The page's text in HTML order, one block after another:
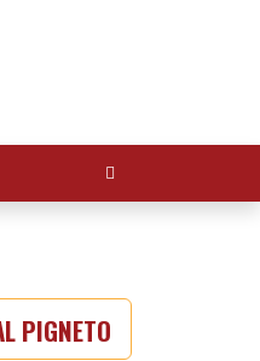
Cerca:
PIGNETO